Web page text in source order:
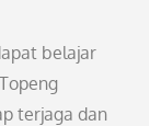
belajar
terjaga dan